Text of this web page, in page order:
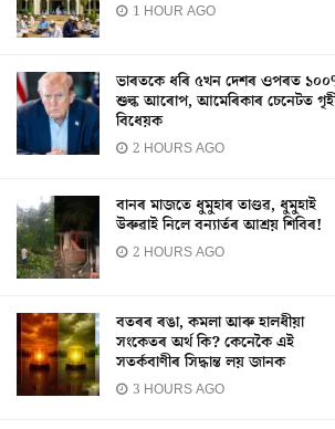
1 HOUR AGO
ভাৰতকে ধৰি ৫খন দেশৰ ওপৰত
শুল্ক আৰোপ, আমেৰিকাৰ চেনেটত
বিধেয়ক
2 HOURS AGO
বানৰ মাজতে ধুমুহাৰ তাণ্ডৱ, ধুমুহাই
উৰুৱাই নিলে বন্যাৰ্তৰ আশ্ৰয় শিবিৰ!
2 HOURS AGO
বতৰৰ ৰঙা, কমলা আৰু হালধীয়া
সংকেতৰ অৰ্থ কি? কেনেকৈ এই
সতৰ্কবাণীৰ সিদ্ধান্ত লয় জানক
3 HOURS AGO